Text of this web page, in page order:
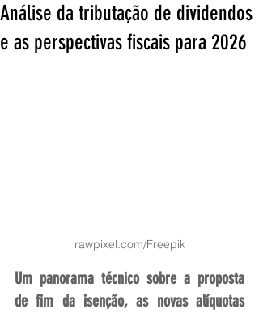
Análise da tributação de dividendos
e as perspectivas fiscais para 2026
rawpixel.com/Freepik
Um panorama técnico sobre a proposta
de fim da isenção, as novas alíquotas